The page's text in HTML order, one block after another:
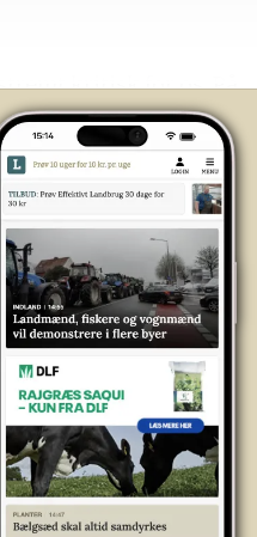
kritisk for os. På
siger Søren F.
koncernen, til mediet.